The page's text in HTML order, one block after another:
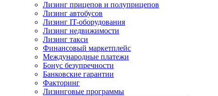
Лизинг прицепов и полуприцепов
Лизинг автобусов
Лизинг IT-оборудования
Лизинг недвижимости
Лизинг такси
Финансовый маркетплейс
Международные платежи
Бонус безупречности
Банковские гарантии
Факторинг
Лизинговые программы